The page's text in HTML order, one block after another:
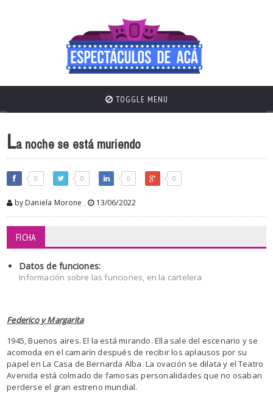
TOGGLE MENU
La noche se está muriendo
0 0 0 0
by Daniela Morone , 13/06/2022
FICHA
Datos de funciones:
Información sobre las funciones, en la cartelera
Federico y Margarita
1945, Buenos aires. El la está mirando. Ella sale del escenario y se
acomoda en el camarín después de recibir los aplausos por su
papel en La Casa de Bernarda Alba. La ovación se dilata y el Teatro
Avenida está colmado de famosas personalidades que no osaban
perderse el gran estreno mundial.